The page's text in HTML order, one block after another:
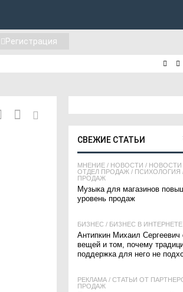
Регистрация
СВЕЖИЕ СТАТЬИ
МНЕНИЕ / НОВОСТИ / НОВОСТИ
ОТДЕЛ ПРОДАЖ / ПСИХОЛОГИЯ
ПРОДАЖ
Музыка для магазинов
уровень продаж
БИЗНЕС / БИЗНЕС В ИНТЕРНЕТЕ
Антипкин Михаил Сергеевич
вещей и том, почему
поддержка для него не
РЕКЛАМА / СТАТЬИ ОТ
ПРОДАЖ